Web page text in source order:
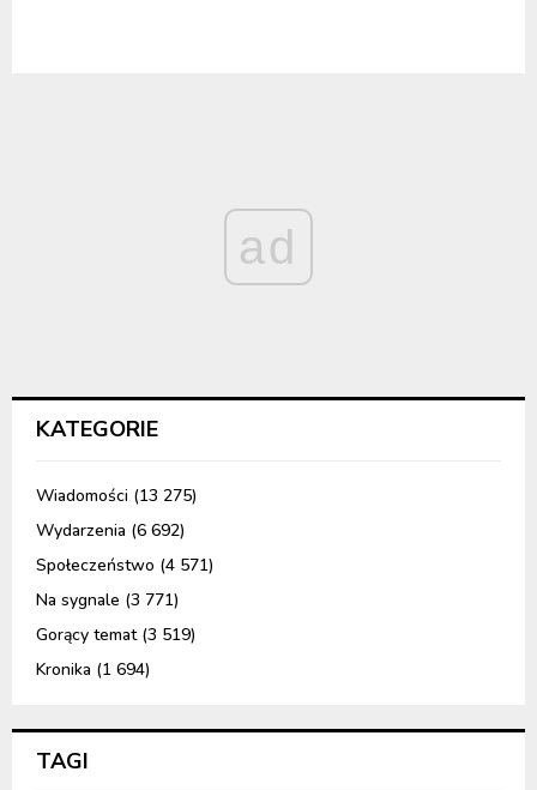
ad
KATEGORIE
Wiadomości (13 275)
Wydarzenia (6 692)
Społeczeństwo (4 571)
Na sygnale (3 771)
Gorący temat(3 519)
Kronika (1 694)
TAGI